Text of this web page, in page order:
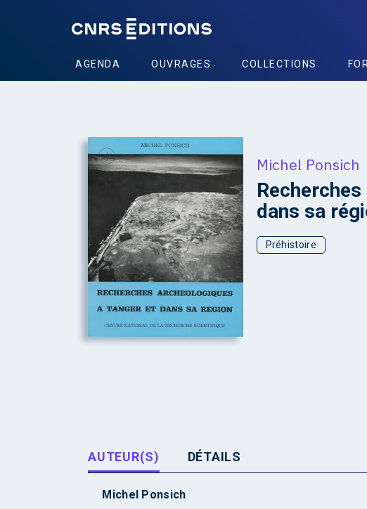
AGENDA OUVRAGES COLLECTIONS
+ Michel Ponsich
dans sa
Préhistoire
AUTEUR(S) DÉTAILS
Michel Ponsich